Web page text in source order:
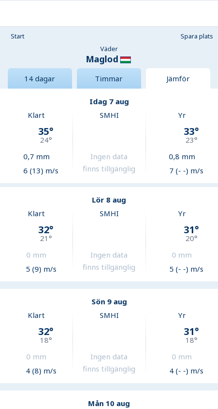
Start
Spara plats
Väder
Maglod
14 dagar Timmar Jämför
Idag 7 aug
Klart
35°
24°
0,7 mm
6 (13) m/s
SMHI
Ingen data
finns tillgänglig
Yr
33°
23°
0,8 mm
7 (- -) m/s
Lör 8 aug
Klart
32°
21°
0 mm
5 (9) m/s
SMHI
Ingen data
finns tillgänglig
Yr
31°
20°
0 mm
5 (- -) m/s
Sön 9 aug
Klart
32°
18°
0 mm
4 (8) m/s
SMHI
Ingen data
finns tillgänglig
Yr
31°
18°
0 mm
4 (- -) m/s
Mån 10 aug